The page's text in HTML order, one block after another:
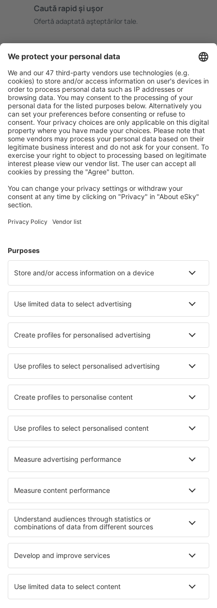
Caută rapid şi uşor
Ofertă adaptată aşteptărilor tale.
Rezervare fără griji cu opțiune gratuită de anulare.
Economiseşte mai mult
Prețuri atractive și oferte speciale pentru utilizatorii
conectați.
Cazarea preferată
Alege din peste 1,3 mil. de opţiuni: hoteluri, cabane,
apartamente și altele.
Cele mai căutate cazări de către utilizatorii eSky
Cazare în Thailanda - Orașe populare
Cazare în Chiang Mai
Cazare în Pattaya Cazare în Ayutthaya
Cazare în Songkhla Cazare în Pong Yaeng
Cazare în Thap Sakae Cazare Lamai Beach
Cele mai bune locuri de cazare - orașe
Cazare în Altlay Cazare în Sequeros
Cazare în Ullerslev Cazare în Thruxton
Cazare în Bekkestua Cazare în Krugersdorp
Cazare în Livade Cazare în Tipp City
Cele mai bune locuri de cazare - regiuni
Cazare în Ko Samui Cazare on Ko Chang
Cazare pe Plaja Pattaya Cazare in Chiang Rai
Cazare in Khao Yai National Park
Cazare in Voievodatul Subcarpatia Cazare în Valle del Cauca
Cazare în Saas-Fee Cazare in Lanzarote